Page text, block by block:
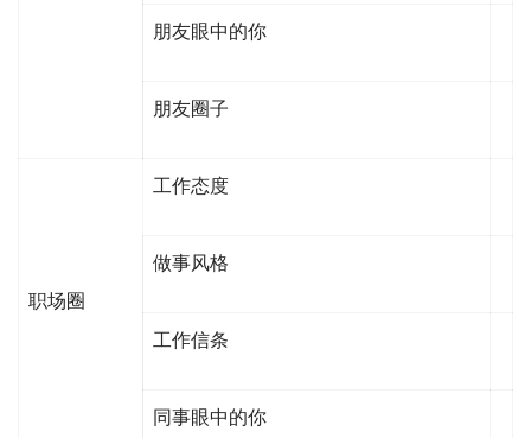
朋友眼中的你
朋友圈子
职场圈
工作态度
做事风格
工作信条
同事眼中的你